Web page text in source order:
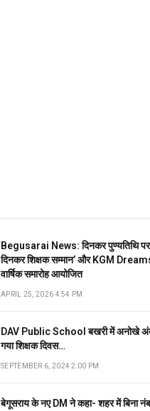
Begusarai News: दिनकर पुण्यतिथि पर
दिनकर शिक्षक सम्मान’ और KGM
वार्षिक समारोह आयोजित
APRIL 25, 2026 4:54 PM
DAV Public School बखरी में अनोखे
गया शिक्षक दिवस…
SEPTEMBER 6, 2024 2:00 PM
बेगूसराय के नए DM ने कहा- शहर में बिना